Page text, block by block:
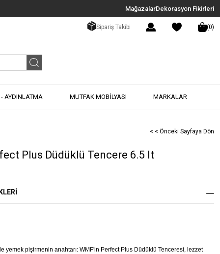
MağazalarDekorasyon Fikirleri
0
Sipariş Takibi
AYDINLATMA MUTFAK MOBİLYASI MARKALAR
< < Önceki Sayfaya Dön
Plus Düdüklü Tencere 6.5 lt
yemek pişirmenin anahtarı: WMF'in Perfect Plus Düdüklü Tenceresi, lezzet